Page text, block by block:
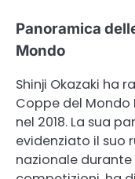
Panoramica
Mondo
Shinji Okazaki ha
Coppe del Mondo
nel 2018. La sua
evidenziato il suo
nazionale